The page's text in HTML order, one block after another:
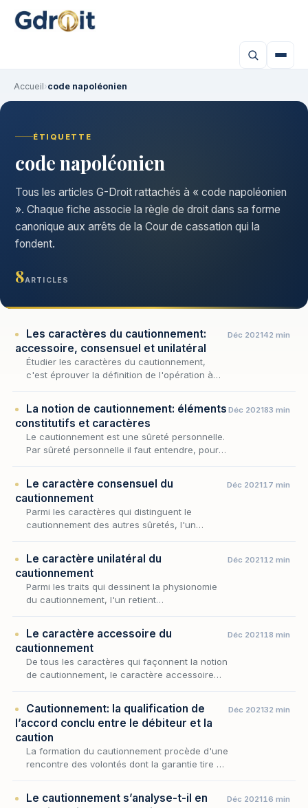
Accueil›code napoléonien
ÉTIQUETTE
code napoléonien
Tous les articles G-Droit rattachés à « code napoléonien
». Chaque fiche associe la règle de droit dans sa forme
canonique aux arrêts de la Cour de cassation qui la
fondent.
8ARTICLES
Les caractères du cautionnement:
accessoire, consensuel et unilatéral
Étudier les caractères du cautionnement,
c'est éprouver la définition de l'opération à
l'adjonction d'u…
Déc 202142 min
La notion de cautionnement: éléments
constitutifs et caractères
Le cautionnement est une sûreté personnelle.
Par sûreté personnelle il faut entendre, pour
disp…
Déc 202183 min
Le caractère consensuel du
cautionnement
Parmi les caractères qui distinguent le
cautionnement des autres sûretés, l'un
accord de v…
Déc 202117 min
Le caractère unilatéral du
cautionnement
Parmi les traits qui dessinent la physionomie
du cautionnement, l'un retient
contrepartie d…
Déc 202112 min
Le caractère accessoire du
cautionnement
De tous les caractères qui façonnent la notion
de cautionnement, le caractère accessoire
la…
Déc 202118 min
Cautionnement: la qualification de
l’accord conclu entre le débiteur et la
caution
La formation du cautionnement procède d'une
rencontre des volontés dont la garantie tire à
Déc 202132 min
Le cautionnement s’analyse-t-il en
Déc 202116 min